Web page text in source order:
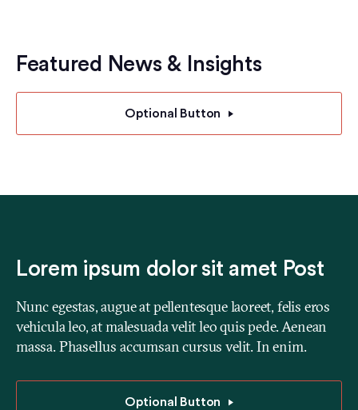
Featured News & Insights
Optional Button
Lorem ipsum dolor sit amet Post
Nunc egestas, augue at pellentesque laoreet, felis eros
vehicula leo, at malesuada velit leo quis pede. Aenean
massa. Phasellus accumsan cursus velit. In enim.
Optional Button